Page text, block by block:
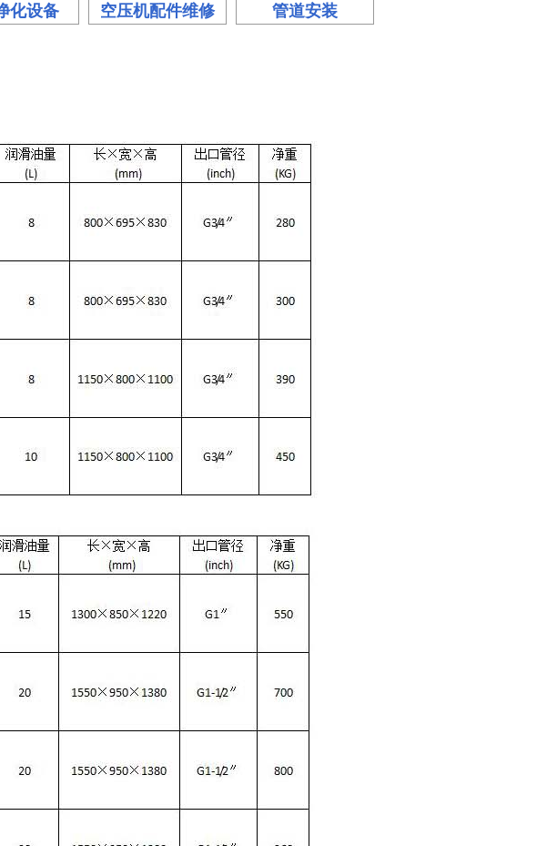
化设备 空压机配件维修 管道安装